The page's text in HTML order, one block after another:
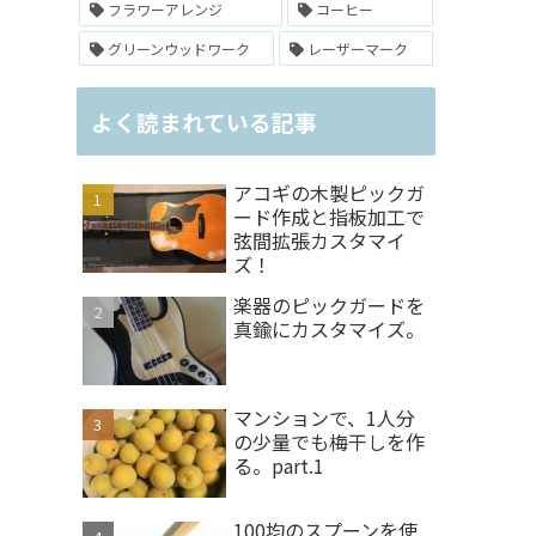
フラワーアレンジ
コーヒー
グリーンウッドワーク
レーザーマーク
よく読まれている記事
アコギの木製ピックガ
ード作成と指板加工で
弦間拡張カスタマイ
ズ！
楽器のピックガードを
真鍮にカスタマイズ。
マンションで、1人分
の少量でも梅干しを作
る。part.1
100均のスプーンを使